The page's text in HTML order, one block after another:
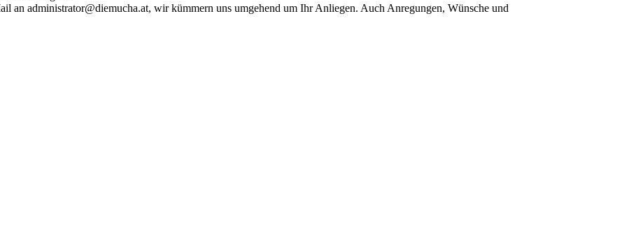
an administrator@diemucha.at, wir kümmern uns umgehend um Ihr Anliegen. Auch Anregungen, Wünsche und